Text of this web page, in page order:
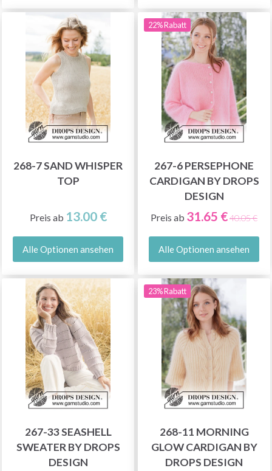
268-7 SAND WHISPER
TOP
Preis ab 13.00 €
Alle Optionen ansehen
22% Rabatt
267-6 PERSEPHONE
CARDIGAN BY DROPS
DESIGN
Preis ab 31.65 €40.05 €
Alle Optionen ansehen
267-33 SEASHELL
SWEATER BY DROPS
DESIGN
23% Rabatt
268-11 MORNING
GLOW CARDIGAN BY
DROPS DESIGN